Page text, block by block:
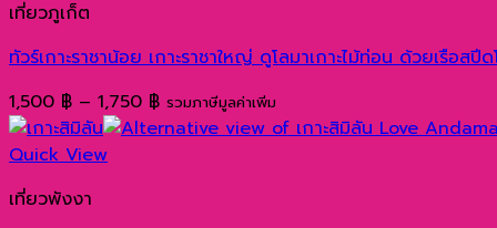
เที่ยวภูเก็ต
ทัวร์เกาะราชาน้อย เกาะราชาใหญ่ ดูโลมาเกาะไม้ท่อน ด้วยเรือสปี
1,500 ฿ – 1,750 ฿Price
range:
รวมภาษีมูลค่าเพิ่ม
Quick View
เที่ยวพังงา